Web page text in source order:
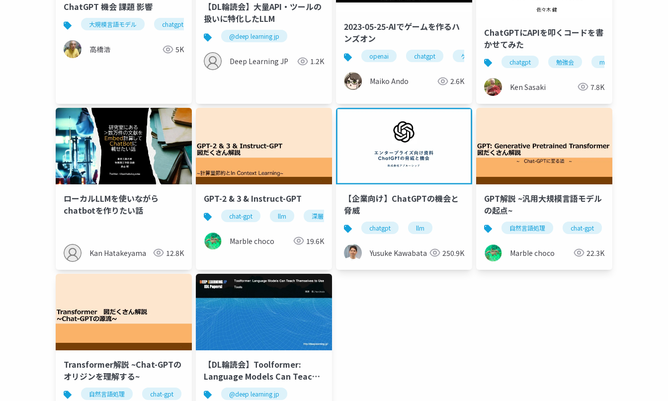
ChatGPT 機会 課題 影響
大規模言語モデル chatgpt 生成ai 商業化の壁
高橋浩 5K
【DL輪読会】大量API・ツールの
扱いに特化したLLM
@deep learning jp
Deep Learning JP 1.2K
2023-05-25-AIでゲームを作るハ
ンズオン
openai chatgpt ゲーム
Maiko Ando 2.6K
ChatGPTにAPIを叩くコードを書
かせてみた
chatgpt 勉強会 meraki
Ken Sasaki 7.8K
ローカルLLMを使いながら
chatbotを作りたい話
Kan Hatakeyama 12.8K
GPT-2 & 3 & Instruct-GPT
chat-gpt llm 深層学習 次単語予測
MarbIe choco 19.6K
【企業向け】ChatGPTの機会と
脅威
chatgpt llm
Yusuke Kawabata 250.9K
GPT解説 ~汎用大規模言語モデル
の起点~
自然言語処理 chat-gpt
MarbIe choco 22.3K
Transformer解説 ~Chat-GPTの
オリジンを理解する~
自然言語処理 chat-gpt transformer llm
【DL輪読会】Toolformer:
Language Models Can Teach
Themselves to Use Tools
@deep learning jp